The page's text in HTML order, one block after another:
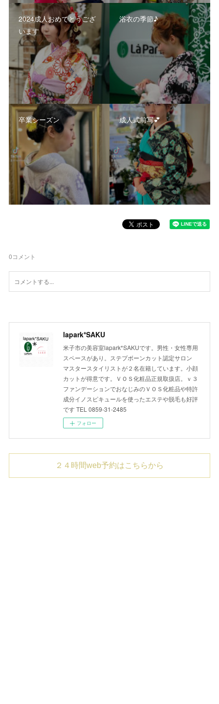
2024成人おめでとうござ
います
浴衣の季節♪
卒業シーズン 成人式前写💕
0コメント
lapark*SAKU
米子市の美容室lapark*SAKUです。男性・女性専用
スペースがあり。ステプボーンカット認定サロン
マスタースタイリストが２名在籍しています。小顔
カットが得意です。ＶＯＳ化粧品正規取扱店。ｖ３
ファンデーションでおなじみのＶＯＳ化粧品や特許
成分イノスピキュールを使ったエステや脱毛も好評
です TEL 0859-31-2485
フォロー
２４時間web予約はこちらから